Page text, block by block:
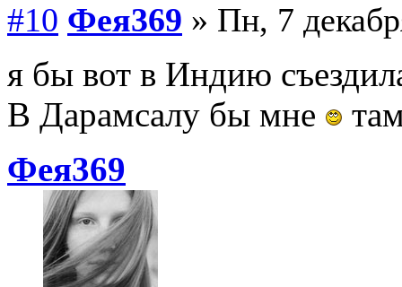
#10 Фея369 » Пн, 7
я бы вот в Индию
В Дарамсалу бы мне
Фея369